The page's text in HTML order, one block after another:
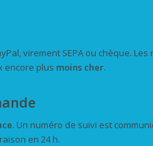
virement SEPA ou chèque. Les
encore plus moins cher.
. Un numéro de suivi est
en 24 h.